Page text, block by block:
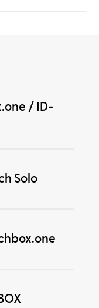
/ ID-
Solo